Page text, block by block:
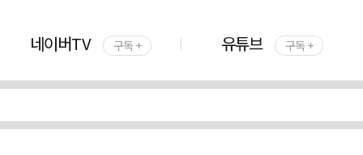
네이버TV 구독 + 유튜브 구독 +